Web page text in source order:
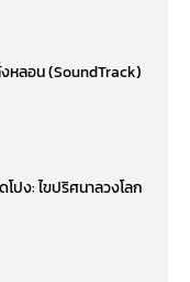
หลอน (SoundTrack)
ปง: ไขปริศนาลวงโลก